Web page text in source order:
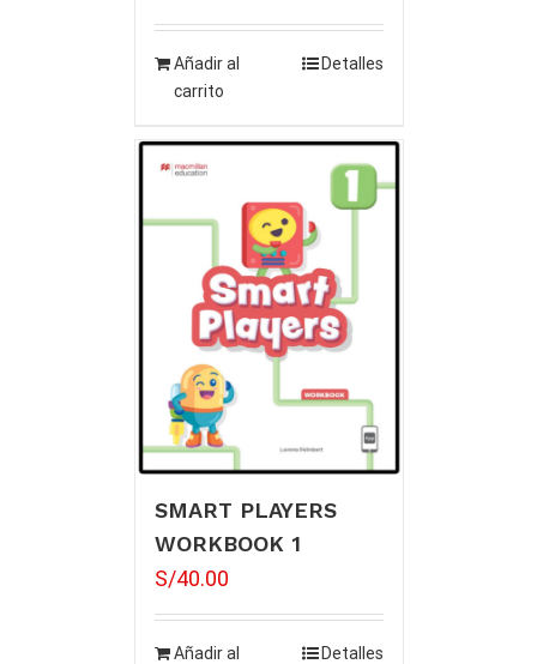
Añadir al
carrito
Detalles
SMART PLAYERS
WORKBOOK 1
S/40.00
Añadir al
Detalles